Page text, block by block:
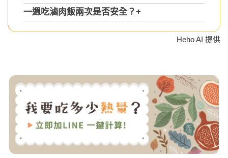
一週吃滷肉飯兩次是否安全？+
Heho AI 提供